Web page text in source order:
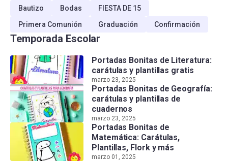
Bautizo Bodas
FIESTA DE 15
Primera Comunión
Graduación Confirmación
Temporada Escolar
Portadas Bonitas de Literatura:
carátulas y plantillas gratis
marzo 23, 2025
Portadas Bonitas de Geografía:
carátulas y plantillas de
cuadernos
marzo 23, 2025
Portadas Bonitas de
Matemática: Carátulas,
Plantillas, Flork y más
marzo 01, 2025